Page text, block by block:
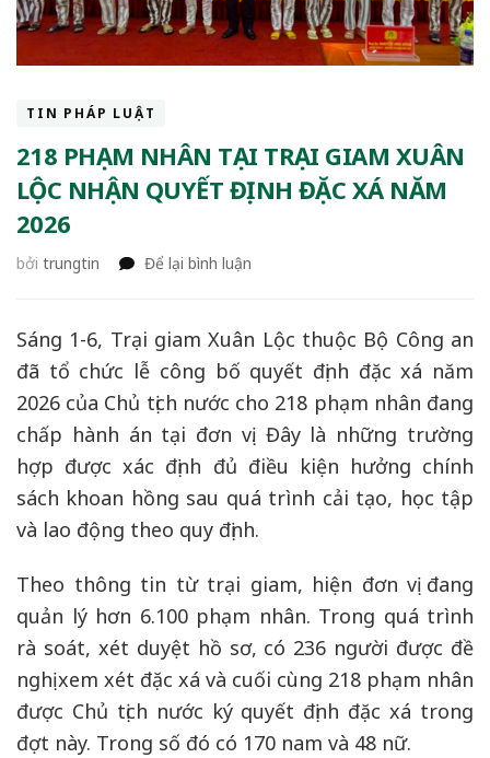
TIN PHÁP LUẬT
218 PHẠM NHÂN TẠI TRẠI GIAM XUÂN
LỘC NHẬN QUYẾT ĐỊNH ĐẶC XÁ NĂM
2026
bởi trungtin Để lại bình luận
nhân
Trại
giam
Xuân
Lộc
nhận
quyết
đặc
năm
2026
Sáng 1-6, Trại giam Xuân Lộc thuộc Bộ Công an
đã tổ chức lễ công bố quyết định đặc xá năm
2026 của Chủ tịch nước cho 218 phạm nhân đang
chấp hành án tại đơn vị. Đây là những trường
hợp được xác định đủ điều kiện hưởng chính
sách khoan hồng sau quá trình cải tạo, học tập
và lao động theo quy định.
Theo thông tin từ trại giam, hiện đơn vị đang
quản lý hơn 6.100 phạm nhân. Trong quá trình
rà soát, xét duyệt hồ sơ, có 236 người được đề
nghị xem xét đặc xá và cuối cùng 218 phạm nhân
được Chủ tịch nước ký quyết định đặc xá trong
đợt này. Trong số đó có 170 nam và 48 nữ.